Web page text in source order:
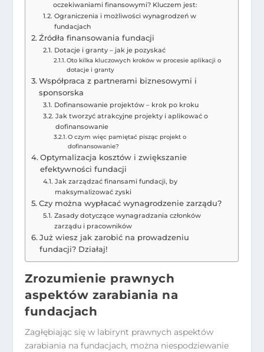
oczekiwaniami finansowymi? Kluczem jest:
Ograniczenia i możliwości wynagrodzeń w
fundacjach
Źródła finansowania fundacji
Dotacje i granty – jak je pozyskać
Oto kilka kluczowych kroków w procesie aplikacji o
dotacje i granty
Współpraca z partnerami biznesowymi i
sponsorska
Dofinansowanie projektów – krok po kroku
Jak tworzyć atrakcyjne projekty i aplikować o
dofinansowanie
O czym więc pamiętać pisząc projekt o
dofinansowanie?
Optymalizacja kosztów i zwiększanie
efektywności fundacji
Jak zarządzać finansami fundacji, by
maksymalizować zyski
Czy można wypłacać wynagrodzenie zarządu?
Zasady dotyczące wynagradzania członków
zarządu i pracowników
Już wiesz jak zarobić na prowadzeniu
fundacji? Działaj!
Zrozumienie prawnych
aspektów zarabiania na
fundacjach
Zagłębiając się w labirynt prawnych aspektów
zarabiania na fundacjach, można niespodziewanie